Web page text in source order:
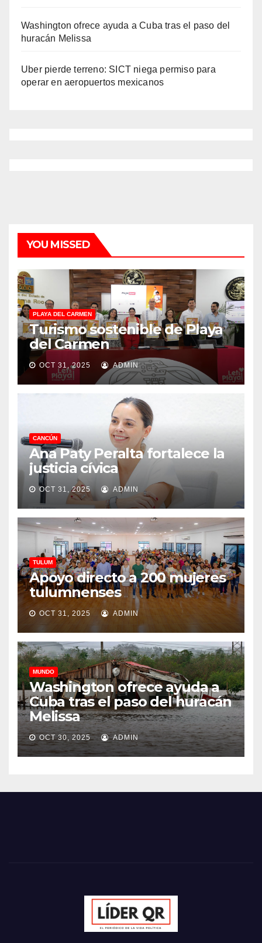
Washington ofrece ayuda a Cuba tras el paso del
huracán Melissa
Uber pierde terreno: SICT niega permiso para
operar en aeropuertos mexicanos
YOU MISSED
PLAYA DEL CARMEN
Turismo sostenible de Playa
del Carmen
OCT 31, 2025 ADMIN
CANCÚN
Ana Paty Peralta fortalece la
justicia cívica
OCT 31, 2025 ADMIN
TULUM
Apoyo directo a 200 mujeres
tulumnenses
OCT 31, 2025 ADMIN
MUNDO
Washington ofrece ayuda a
Cuba tras el paso del huracán
Melissa
OCT 30, 2025 ADMIN